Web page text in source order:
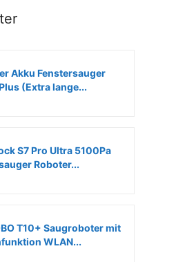
Akku Fenstersauger
(Extra lange...
S7 Pro Ultra 5100Pa
Roboter...
T10+ Saugroboter mit
WLAN...